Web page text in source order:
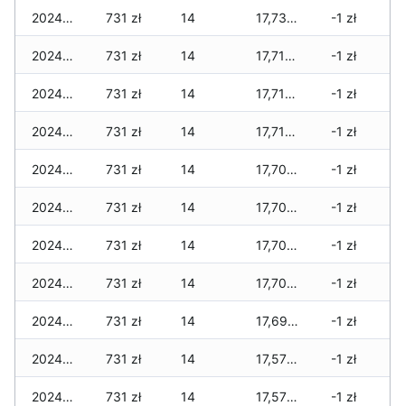
2024-09-26 731 zł 14 17,733 zł -1 zł
2024-09-25 731 zł 14 17,717 zł -1 zł
2024-09-24 731 zł 14 17,717 zł -1 zł
2024-09-23 731 zł 14 17,717 zł -1 zł
2024-09-22 731 zł 14 17,701 zł -1 zł
2024-09-21 731 zł 14 17,701 zł -1 zł
2024-09-20 731 zł 14 17,701 zł -1 zł
2024-09-19 731 zł 14 17,701 zł -1 zł
2024-09-18 731 zł 14 17,698 zł -1 zł
2024-09-17 731 zł 14 17,570 zł -1 zł
2024-09-16 731 zł 14 17,570 zł -1 zł